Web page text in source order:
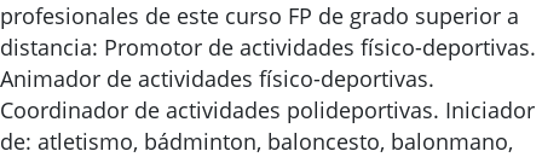
profesionales de este curso FP de grado superior a
distancia: Promotor de actividades físico-deportivas.
Animador de actividades físico-deportivas.
Coordinador de actividades polideportivas. Iniciador
de: atletismo, bádminton, baloncesto, balonmano,